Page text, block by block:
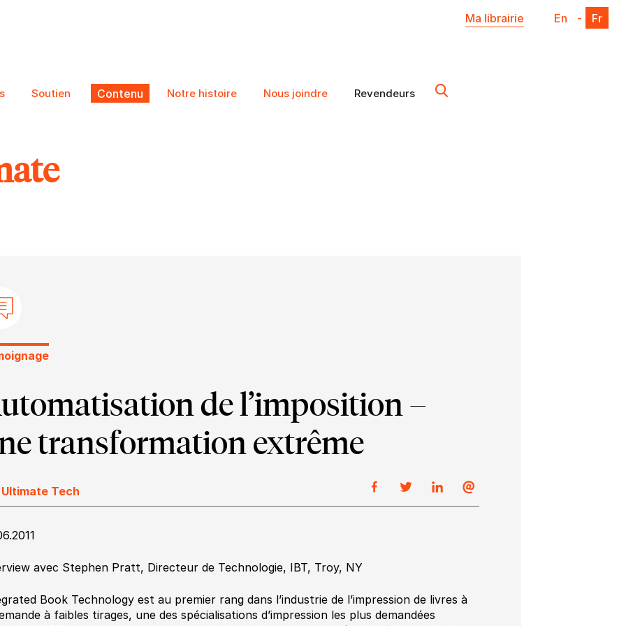
Ma librairie En - Fr
Soutien Contenu Notre histoire Nous joindre Revendeurs
de l’imposition –
transformation extrême
Tech
avec Stephen Pratt, Directeur de Technologie, IBT, Troy, NY
Book Technology est au premier rang dans l’industrie de l’impression de livres à
à faibles tirages, une des spécialisations d’impression les plus demandées